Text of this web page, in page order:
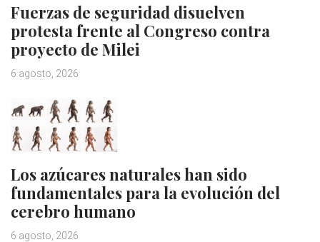
Fuerzas de seguridad disuelven
protesta frente al Congreso contra
proyecto de Milei
6 agosto, 2026
Los azúcares naturales han sido
fundamentales para la evolución del
cerebro humano
6 agosto, 2026